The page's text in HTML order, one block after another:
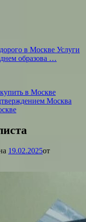
в Москве Услуги
образова …
в Москве
Москва
19.02.2025от